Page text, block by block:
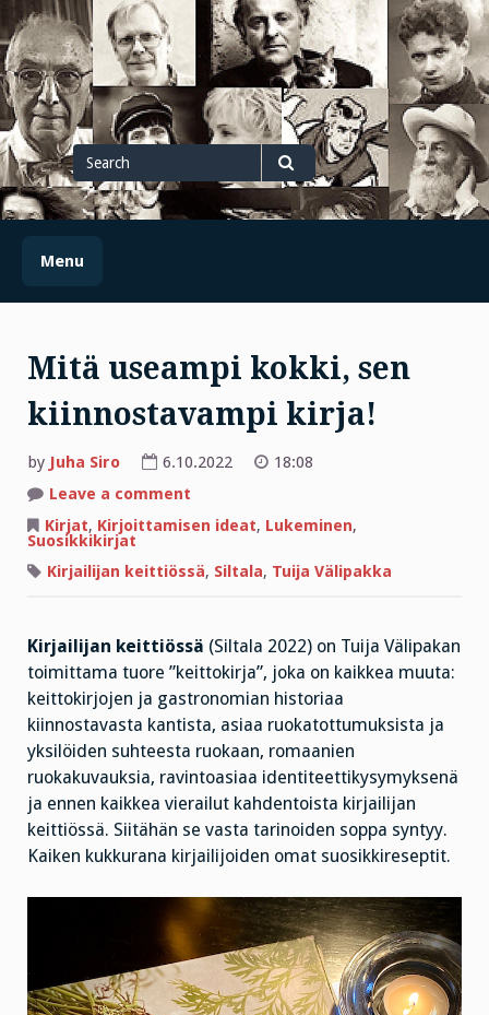
Skip
to
content
Search
for
Search
Menu
Mitä useampi kokki, sen
kiinnostavampi kirja!
by Juha Siro 6.10.2022
18:08
Leave a comment
useampi
kiinnostavampi
kirja!
Kirjat, Kirjoittamisen ideat, Lukeminen,
Suosikkikirjat
Kirjailijan keittiössä, Siltala, Tuija Välipakka
Kirjailijan keittiössä (Siltala 2022) on Tuija Välipakan
toimittama tuore ”keittokirja”, joka on kaikkea muuta:
keittokirjojen ja gastronomian historiaa
kiinnostavasta kantista, asiaa ruokatottumuksista ja
yksilöiden suhteesta ruokaan, romaanien
ruokakuvauksia, ravintoasiaa identiteettikysymyksenä
ja ennen kaikkea vierailut kahdentoista kirjailijan
keittiössä. Siitähän se vasta tarinoiden soppa syntyy.
Kaiken kukkurana kirjailijoiden omat suosikkireseptit.